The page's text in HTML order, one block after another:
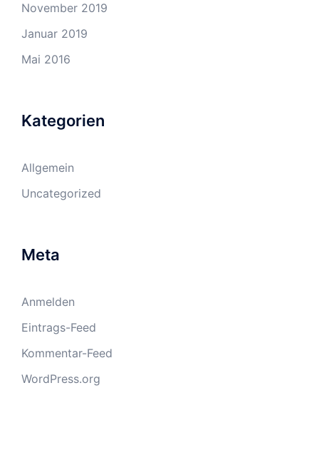
November 2019
Januar 2019
Mai 2016
Kategorien
Allgemein
Uncategorized
Meta
Anmelden
Eintrags-Feed
Kommentar-Feed
WordPress.org